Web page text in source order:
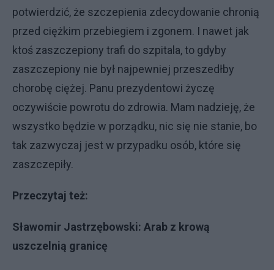
potwierdzić, że szczepienia zdecydowanie chronią
przed ciężkim przebiegiem i zgonem. I nawet jak
ktoś zaszczepiony trafi do szpitala, to gdyby
zaszczepiony nie był najpewniej przeszedłby
chorobę ciężej. Panu prezydentowi życzę
oczywiście powrotu do zdrowia. Mam nadzieję, że
wszystko będzie w porządku, nic się nie stanie, bo
tak zazwyczaj jest w przypadku osób, które się
zaszczepiły.
Przeczytaj też:
Sławomir Jastrzębowski: Arab z krową
uszczelnią granicę